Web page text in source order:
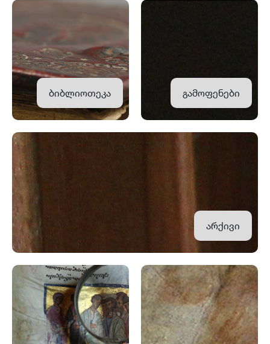
ბიბლიოთეკა გამოფენები
არქივი